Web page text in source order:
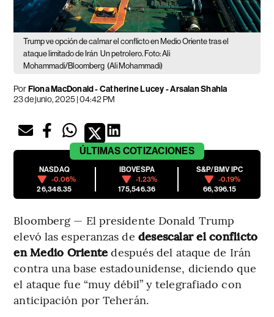
Trump ve opción de calmar el conflicto en Medio Oriente tras el
ataque limitado de Irán Un petrolero. Foto: Ali
Mohammadi/Bloomberg (Ali Mohammadi)
PorFiona MacDonald - Catherine Lucey - Arsalan Shahla
23 de junio, 2025 | 04:42 PM
ÚLTIMAS COTIZACIONES
NASDAQ
-0.06%
26,348.35
IBOVESPA
-1.23%
175,546.36
S&P/BMV IPC
-0.19%
66,396.15
Bloomberg — El presidente Donald Trump
elevó las esperanzas de desescalar el conflicto
en Medio Orientedespués del ataque de Irán
contra una base estadounidense, diciendo que
el ataque fue “muy débil” y telegrafiado con
anticipación por Teherán.